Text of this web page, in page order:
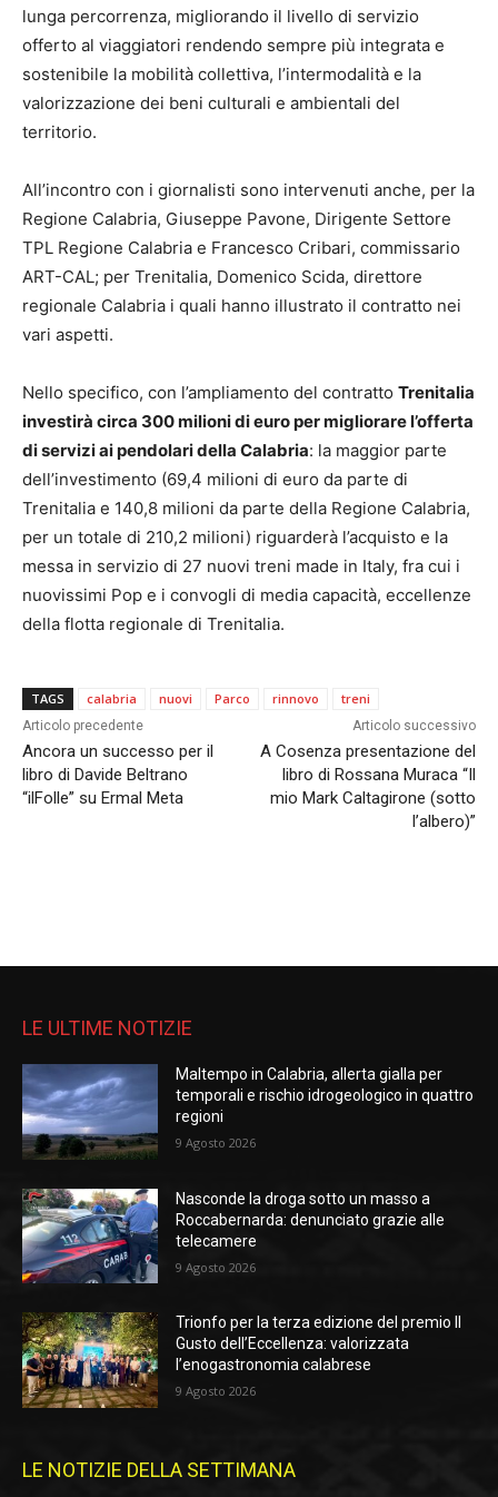
lunga percorrenza, migliorando il livello di servizio
offerto al viaggiatori rendendo sempre più integrata e
sostenibile la mobilità collettiva, l’intermodalità e la
valorizzazione dei beni culturali e ambientali del
territorio.
All’incontro con i giornalisti sono intervenuti anche, per la
Regione Calabria, Giuseppe Pavone, Dirigente Settore
TPL Regione Calabria e Francesco Cribari, commissario
ART-CAL; per Trenitalia, Domenico Scida, direttore
regionale Calabria i quali hanno illustrato il contratto nei
vari aspetti.
Nello specifico, con l’ampliamento del contratto Trenitalia
investirà circa 300 milioni di euro per migliorare l’offerta
di servizi ai pendolari della Calabria: la maggior parte
dell’investimento (69,4 milioni di euro da parte di
Trenitalia e 140,8 milioni da parte della Regione Calabria,
per un totale di 210,2 milioni) riguarderà l’acquisto e la
messa in servizio di 27 nuovi treni made in Italy, fra cui i
nuovissimi Pop e i convogli di media capacità, eccellenze
della flotta regionale di Trenitalia.
TAGS calabria nuovi Parco rinnovo treni
Articolo precedente
Ancora un successo per il
libro di Davide Beltrano
“ilFolle” su Ermal Meta
Articolo successivo
A Cosenza presentazione del
libro di Rossana Muraca “Il
mio Mark Caltagirone (sotto
l’albero)”
LE ULTIME NOTIZIE
Maltempo in Calabria, allerta gialla per
temporali e rischio idrogeologico in quattro
regioni
9 Agosto 2026
Nasconde la droga sotto un masso a
Roccabernarda: denunciato grazie alle
telecamere
9 Agosto 2026
Trionfo per la terza edizione del premio Il
Gusto dell’Eccellenza: valorizzata
l’enogastronomia calabrese
9 Agosto 2026
LE NOTIZIE DELLA SETTIMANA